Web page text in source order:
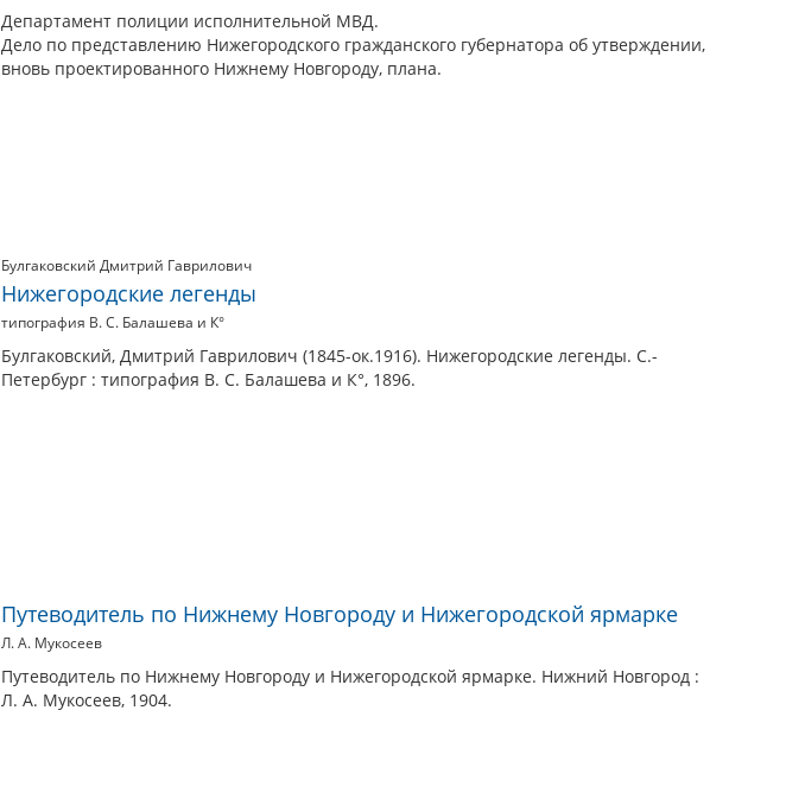
Департамент полиции исполнительной МВД.
Дело по представлению Нижегородского гражданского губернатора об утверждении,
вновь проектированного Нижнему Новгороду, плана.
Булгаковский Дмитрий Гаврилович
Нижегородские легенды
типография В. С. Балашева и К°
Булгаковский, Дмитрий Гаврилович (1845-ок.1916). Нижегородские легенды. С.-
Петербург : типография В. С. Балашева и К°, 1896.
Путеводитель по Нижнему Новгороду и Нижегородской ярмарке
Л. А. Мукосеев
Путеводитель по Нижнему Новгороду и Нижегородской ярмарке. Нижний Новгород :
Л. А. Мукосеев, 1904.